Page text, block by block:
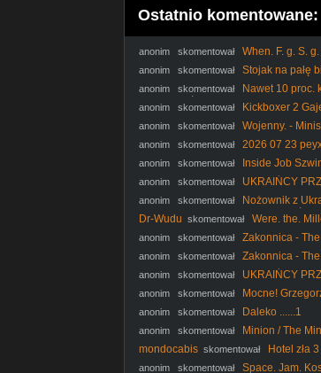
Ostatnio komentowane:
anonim skomentował
When. F. g. S.
Film.pl
anonim skomentował
Stojak na pałę
odc. 2644
anonim skomentował
Nawet 10 proc.
#IPPTVNaŻywo #ksiądz #kler
anonim skomentował
Kickboxer 2
1744780529332 (1)
anonim skomentował
Wojenny. -
napisy
anonim skomentował 2026 07 23
anonim skomentował
Inside Job
Kryzysu / 2010 Film dokumentalny /
anonim skomentował
UKRAIŃCY
PAKUJĄ WALIZKI i Uciekają z Polski
anonim skomentował
Nożownik z
we Wrocławiu! Kobieta Walczy o
Dr-Wudu skomentował
Were. the.
Lektor.pl
anonim skomentował Zakonnica -
anonim skomentował Zakonnica -
anonim skomentował
UKRAIŃCY
PAKUJĄ WALIZKI i Uciekają z Polski
anonim skomentował
Mocne!
kordonu policji Piotrka z C. H. W. D. P.
anonim skomentował Daleko ......1
anonim skomentował
Minion / The
mondocabis skomentował Hotel zła
anonim skomentował Space. Jam.